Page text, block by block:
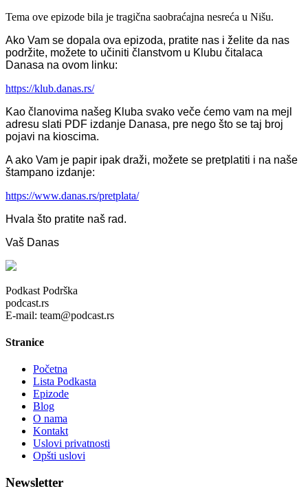
Tema ove epizode bila je tragična saobraćajna nesreća u Nišu.
Ako Vam se dopala ova epizoda, pratite nas i želite da nas
podržite, možete to učiniti članstvom u Klubu čitalaca
Danasa na ovom linku:
https://klub.danas.rs/
Kao članovima našeg Kluba svako veče ćemo vam na mejl
adresu slati PDF izdanje Danasa, pre nego što se taj broj
pojavi na kioscima.
A ako Vam je papir ipak draži, možete se pretplatiti i na naše
štampano izdanje:
https://www.danas.rs/pretplata/
Hvala što pratite naš rad.
Vaš Danas
Podkast Podrška
podcast.rs
E-mail: team@podcast.rs
Stranice
Početna
Lista Podkasta
Epizode
Blog
O nama
Kontakt
Uslovi privatnosti
Opšti uslovi
Newsletter